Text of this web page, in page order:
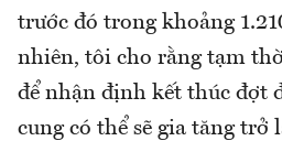
trước đó trong khoảng
nhiên, tôi cho rằng tạm
để nhận định kết thúc đợt
cung có thể sẽ gia tăng